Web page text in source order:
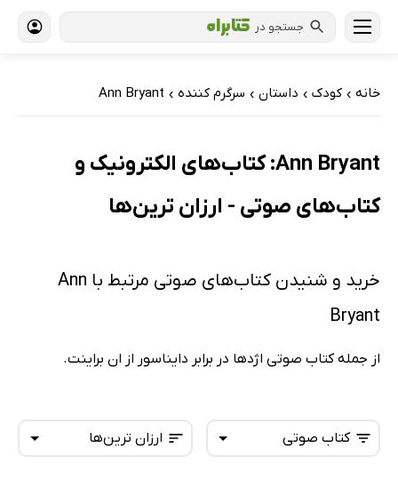
جستجو در
خانه › کودک › داستان › سرگرم کننده ›
Ann Bryant
Ann Bryant: کتاب‌های الکترونیک و
کتاب‌های صوتی - ارزان ترین‌ها
خرید و شنیدن کتاب‌های صوتی مرتبط با Ann
Bryant
از جمله کتاب صوتی اژدها در برابر دایناسور از ان براینت.
ارزان ترین‌ها کتاب صوتی